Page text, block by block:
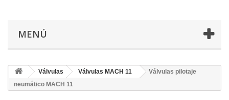
MENÚ
Válvulas Válvulas MACH 11
Válvulas pilotaje
neumático MACH 11